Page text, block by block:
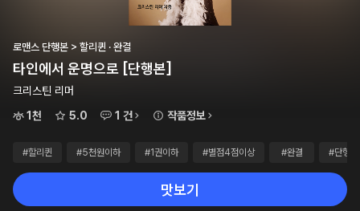
로맨스 단행본 > 할리퀸 · 완결
타인에서 운명으로 [단행본]
크리스틴 리머
1천
5.0 1 건 작품정보
#할리퀸 #5천원이하 #1권이하 #별점4점이상 #완결 #단행본
맛보기